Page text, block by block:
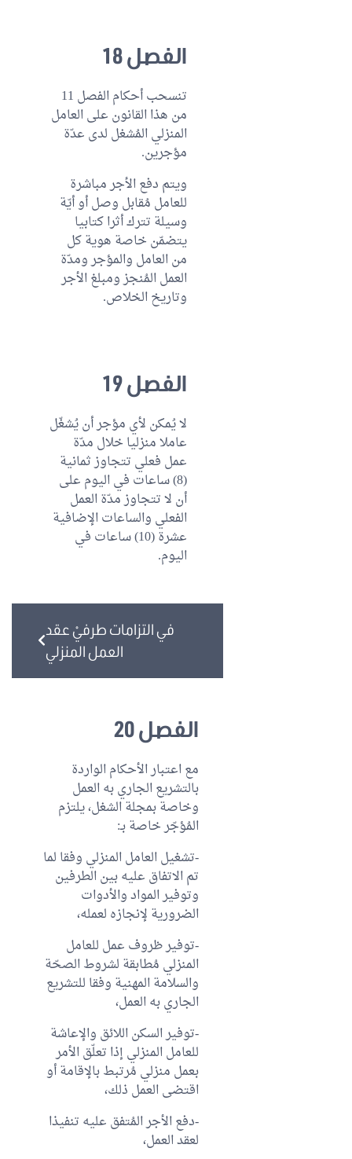
الفصل 18
تنسحب أحكام الفصل 11
من هذا القانون على العامل
المنزلي المُشغل لدى عدّة
مؤجرين.
ويتم دفع الأجر مباشرة
للعامل مُقابل وصل أو أيّة
وسيلة تترك أثرا كتابيا
يتضمّن خاصة هوية كل
من العامل والمؤجر ومدّة
العمل المُنجز ومبلغ الأجر
وتاريخ الخلاص.
الفصل 19
لا يُمكن لأي مؤجر أن يُشغّل
عاملا منزليا خلال مدّة
عمل فعلي تتجاوز ثمانية
(8) ساعات في اليوم على
أن لا تتجاوز مدّة العمل
الفعلي والساعات الإضافية
عشرة (10) ساعات في
اليوم.
في التزامات طرفيْ عقد
العمل المنزلي
الفصل 20
مع اعتبار الأحكام الواردة
بالتشريع الجاري به العمل
وخاصة بمجلة الشغل، يلتزم
المُؤجّر خاصة بـ:
-تشغيل العامل المنزلي وفقا لما
تم الاتفاق عليه بين الطرفين
وتوفير المواد والأدوات
الضرورية لإنجازه لعمله،
-توفير ظروف عمل للعامل
المنزلي مُطابقة لشروط الصحّة
والسلامة المهنية وفقا للتشريع
الجاري به العمل،
-توفير السكن اللائق والإعاشة
للعامل المنزلي إذا تعلّق الأمر
بعمل منزلي مُرتبط بالإقامة أو
اقتضى العمل ذلك،
-دفع الأجر المُتفق عليه تنفيذا
لعقد العمل،